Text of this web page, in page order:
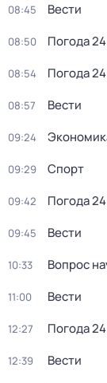
08:45 Вести
08:50 Погода 24
08:54 Погода 24
08:57 Вести
09:24
09:29 Спорт
09:42 Погода 24
09:45 Вести
10:33 Вопрос
11:00 Вести
12:27 Погода 24
12:39 Вести